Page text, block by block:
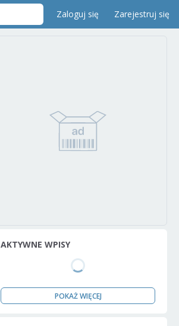
Zaloguj się Zarejestruj się
AKTYWNE WPISY
POKAŻ WIĘCEJ